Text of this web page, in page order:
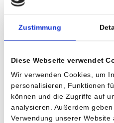
Zustimmung
Diese Webseite verwendet
Wir verwenden Cookies, um
personalisieren, Funktionen
können und die Zugriffe auf
analysieren. Außerdem
Verwendung unserer
Hierzu errechnen
Belastungsbereiche vor.
Schulungen und Workshops
Das Studium der
Science (6 Semester) oder
Semester) abgeschlossen